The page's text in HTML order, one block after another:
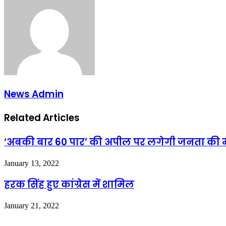
News Admin
Related Articles
‘अबकी बार 60 पार’ की अपील पर लगेगी जनता की
January 13, 2022
हरक सिंह हुए कांग्रेस में शामिल
January 21, 2022